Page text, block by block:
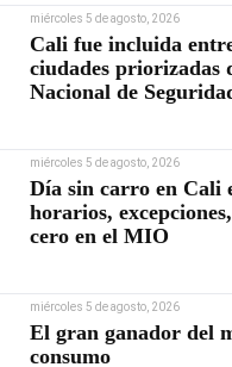
miércoles 5 de agosto, 2026
Cali fue incluida
ciudades priorizadas
Nacional de
miércoles 5 de agosto, 2026
Día sin carro en Cali
horarios,
cero en el MIO
miércoles 5 de agosto, 2026
El gran ganador del
consumo